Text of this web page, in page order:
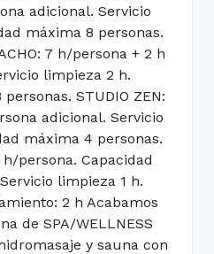
adicional. Servicio
máxima 8 personas.
7 h/persona + 2 h
limpieza 2 h.
STUDIO ZEN:
adicional. Servicio
máxima 4 personas.
h/persona. Capacidad
limpieza 1 h.
2 h Acabamos
de SPA/WELLNESS
y sauna con